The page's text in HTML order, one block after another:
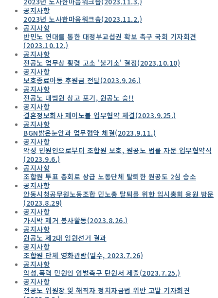
공지사항
2023년 노사한마음워크숍(2023.11.2.)
공지사항
반민노 연대를 통한 대정부교섭권 확보 촉구 국회 기자회견
(2023.10.12.)
공지사항
전공노 업무상 횡령 고소 '불기소' 결정(2023.10.10)
공지사항
보호종료아동 후원금 전달(2023.9.26.)
공지사항
전공노 대법원 상고 포기, 원공노 승!!
공지사항
결혼정보회사 제이노블 업무협약 체결(2023.9.25.)
공지사항
BGN밝은눈안과 업무협약 체결(2023.9.11.)
공지사항
악성 민원인으로부터 조합원 보호, 원공노 법률 자문 업무협약식
(2023.9.6.)
공지사항
조합원 투표 총회로 상급 노동단체 탈퇴한 원공도 2심 승소
공지사항
안동시청공무원노동조합 민노총 탈퇴를 위한 임시총회 응원 방문
(2023.8.29)
공지사항
가시박 제거 봉사활동(2023.8.26.)
공지사항
원공노 제2대 임원선거 결과
공지사항
조합원 단체 영화관람(밀수, 2023.7.26)
공지사항
악성.폭력 민원인 엄벌촉구 탄원서 제출(2023.7.25.)
공지사항
전공노 위원장 잋 해직자 정치자금법 위반 고발 기자회견